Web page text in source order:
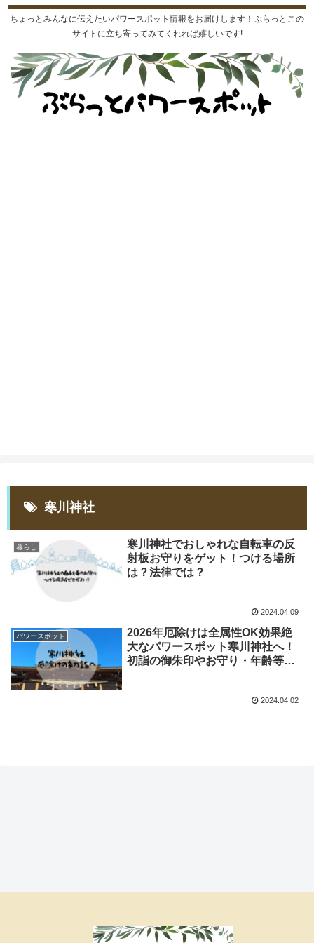
ちょっとみんなに伝えたいパワースポット情報をお届けします！ぶらっとこの
サイトに立ち寄ってみてくれれば嬉しいです!
寒川神社
暮らし
寒川神社でおしゃれな自転車の反
射板お守りをゲット！つける場所
は？法律では？
2024.04.09
パワースポット
2026年厄除けは全属性OK効果絶
大なパワースポット寒川神社へ！
初詣の御朱印やお守り・年齢等の
2024.04.02